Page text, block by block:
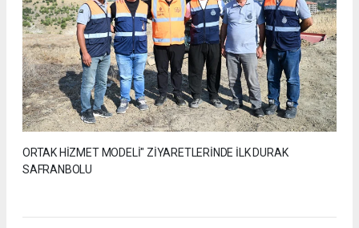
ORTAK HİZMET MODELİ" ZİYARETLERİNDE İLK DURAK
SAFRANBOLU